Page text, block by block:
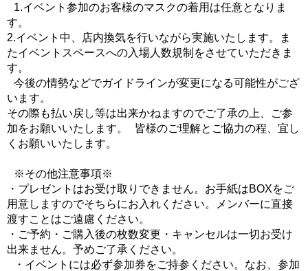
1.イベント参加のお客様のマスクの着用は任意となりま
す。
2.イベント中、店内換気を行いながら実施いたします。ま
たイベントスペースへの入場人数規制をさせていただきま
す。
今後の情勢などでガイドラインが変更になる可能性がござ
います。
その際も払い戻し等は出来かねますのでご了承の上、ご参
加をお願いいたします。 皆様のご理解とご協力の程、宜し
くお願いいたします。
※その他注意事項※
・プレゼントはお受け取りできません。お手紙はBOXをご
用意しますのでそちらにお入れください。メンバーに直接
渡すことはご遠慮ください。
・ご予約・ご購入後の枚数変更・キャンセルは一切お受け
出来ません。予めご了承ください。
・イベントには必ず参加券をご持参ください。なお、参加